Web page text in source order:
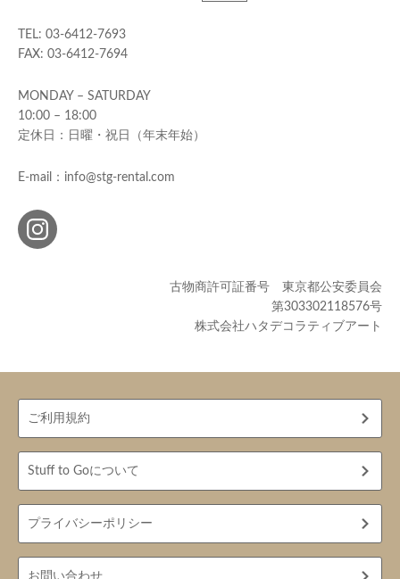
TEL: 03-6412-7693
FAX: 03-6412-7694
MONDAY – SATURDAY
10:00 – 18:00
定休日：日曜・祝日（年末年始）
E-mail：info@stg-rental.com
古物商許可証番号 東京都公安委員会
第303302118576号
株式会社ハタデコラティブアート
ご利用規約
Stuff to Goについて
プライバシーポリシー
お問い合わせ